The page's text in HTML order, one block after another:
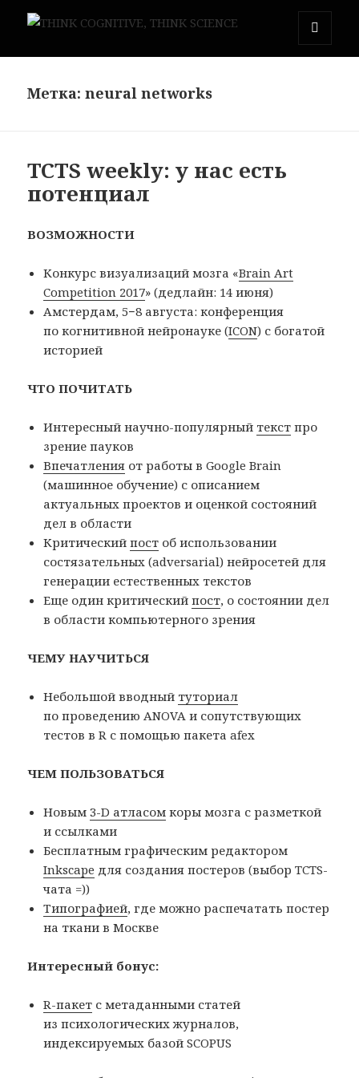
THINK COGNITIVE, THINK
Метка:neural networks
TCTS weekly: у нас есть
потенциал
ВОЗМОЖНОСТИ
Конкурс визуализаций мозга «Brain Art
Competition 2017» (дедлайн: 14 июня)
Амстердам, 5−8 августа: конференция
по когнитивной нейронауке (ICON) с богатой
историей
ЧТО ПОЧИТАТЬ
Интересный научно-популярный текст про
зрение пауков
Впечатления от работы в Google Brain
(машинное обучение) с описанием
актуальных проектов и оценкой состояний
дел в области
Критическийпост об использовании
состязательных (adversarial) нейросетей для
генерации естественных текстов
Еще один критическийпост, о состоянии дел
в области компьютерного зрения
ЧЕМУ НАУЧИТЬСЯ
Небольшой вводный туториал
по проведению ANOVA и сопутствующих
тестов в R с помощью пакета afex
ЧЕМ ПОЛЬЗОВАТЬСЯ
Новым3-D атласом коры мозга с разметкой
и ссылками
Бесплатным графическим редактором
Inkscape для создания постеров (выбор TCTS-
чата =))
Типографией, где можно распечатать постер
на ткани в Москве
Интересный бонус:
R-пакет с метаданными статей
из психологических журналов,
индексируемых базой SCOPUS